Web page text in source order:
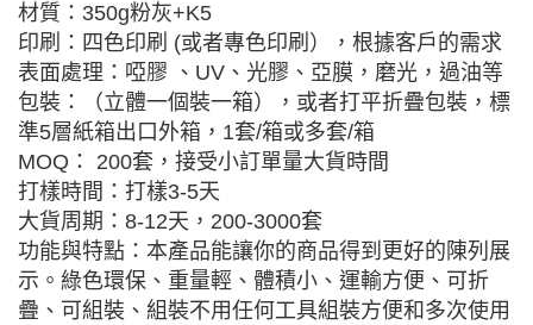
材質：350g粉灰+K5
印刷：四色印刷 (或者專色印刷），根據客戶的需求
表面處理：啞膠 、UV、光膠、亞膜，磨光，過油等
包裝：（立體一個裝一箱），或者打平折疊包裝，標
準5層紙箱出口外箱，1套/箱或多套/箱
MOQ： 200套，接受小訂單量大貨時間
打樣時間：打樣3-5天
大貨周期：8-12天，200-3000套
功能與特點：本產品能讓你的商品得到更好的陳列展
示。綠色環保、重量輕、體積小、運輸方便、可折
疊、可組裝、組裝不用任何工具組裝方便和多次使用